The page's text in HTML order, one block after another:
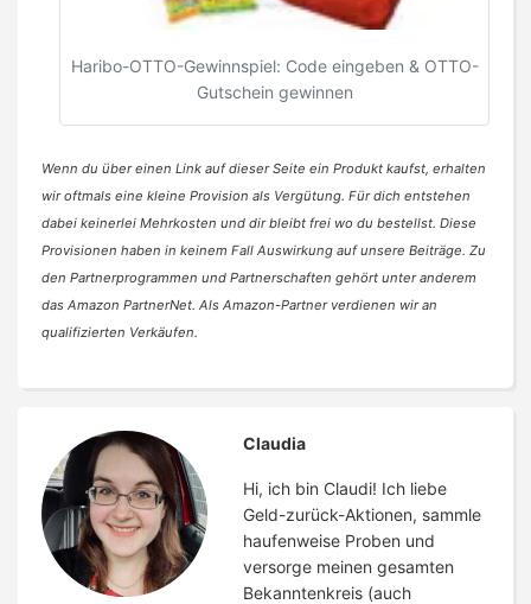
Haribo-OTTO-Gewinnspiel: Code eingeben & OTTO-
Gutschein gewinnen
Wenn du über einen Link auf dieser Seite ein Produkt kaufst, erhalten
wir oftmals eine kleine Provision als Vergütung. Für dich entstehen
dabei keinerlei Mehrkosten und dir bleibt frei wo du bestellst. Diese
Provisionen haben in keinem Fall Auswirkung auf unsere Beiträge. Zu
den Partnerprogrammen und Partnerschaften gehört unter anderem
das Amazon PartnerNet. Als Amazon-Partner verdienen wir an
qualifizierten Verkäufen.
Claudia
Hi, ich bin Claudi! Ich liebe
Geld-zurück-Aktionen, sammle
haufenweise Proben und
versorge meinen gesamten
Bekanntenkreis (auch